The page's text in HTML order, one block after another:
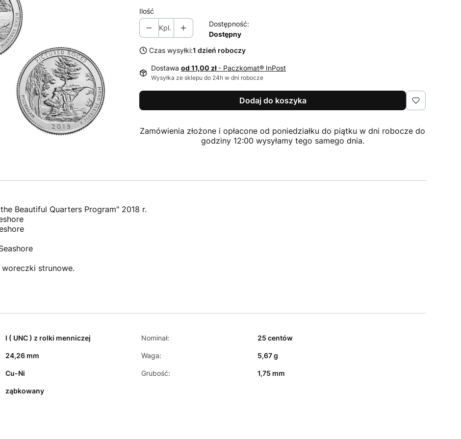
Ilość
Kpl.
Dostępność:
Dostępny
Czas wysyłki:1 dzień roboczy
Dostawa od 11,00 zł - Paczkomat® InPost
Wysyłka ze sklepu do 24h w dni robocze
Dodaj do koszyka
Zamówienia złożone i opłacone od poniedziałku do piątku w dni robocze do
godziny 12:00 wysyłamy tego samego dnia.
Beautiful Quarters Program" 2018 r.
strunowe.
I ( UNC ) z rolki menniczej Nominał: 25 centów
24,26 mm Waga: 5,67 g
Cu-Ni Grubość: 1,75 mm
ząbkowany